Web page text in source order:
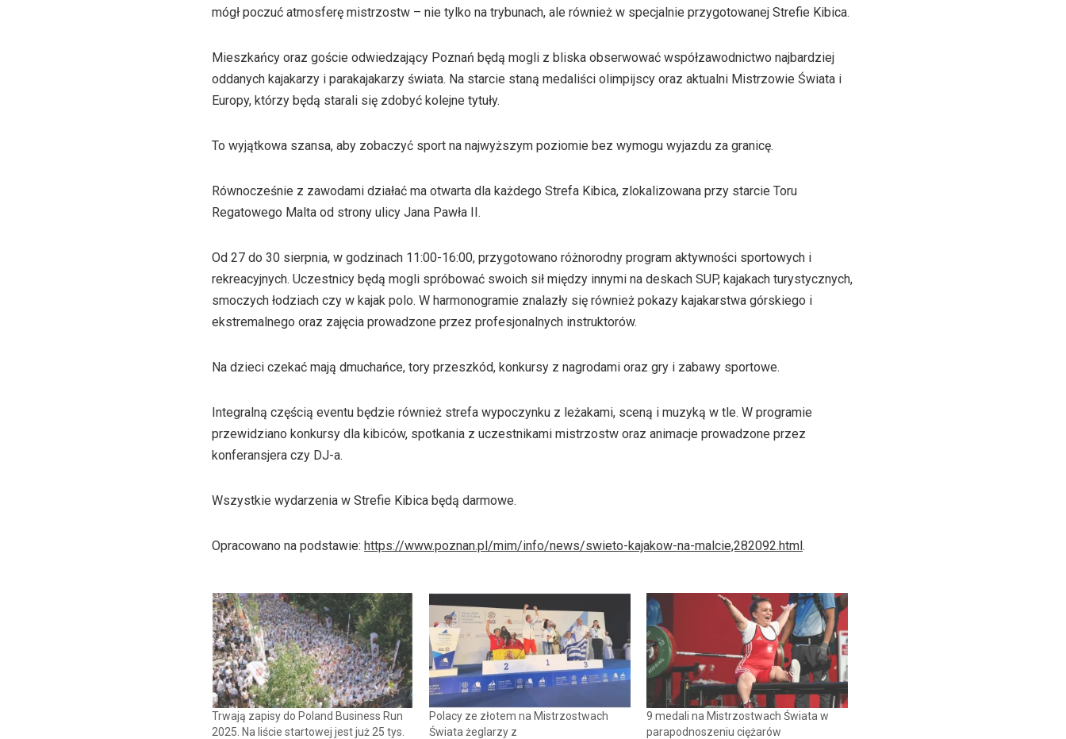
mógł poczuć atmosferę mistrzostw – nie tylko na trybunach, ale również w specjalnie przygotowanej Strefie Kibica.
Mieszkańcy oraz goście odwiedzający Poznań będą mogli z bliska obserwować współzawodnictwo najbardziej
oddanych kajakarzy i parakajakarzy świata. Na starcie staną medaliści olimpijscy oraz aktualni Mistrzowie Świata i
Europy, którzy będą starali się zdobyć kolejne tytuły.
To wyjątkowa szansa, aby zobaczyć sport na najwyższym poziomie bez wymogu wyjazdu za granicę.
Równocześnie z zawodami działać ma otwarta dla każdego Strefa Kibica, zlokalizowana przy starcie Toru
Regatowego Malta od strony ulicy Jana Pawła II.
Od 27 do 30 sierpnia, w godzinach 11:00-16:00, przygotowano różnorodny program aktywności sportowych i
rekreacyjnych. Uczestnicy będą mogli spróbować swoich sił między innymi na deskach SUP, kajakach turystycznych,
smoczych łodziach czy w kajak polo. W harmonogramie znalazły się również pokazy kajakarstwa górskiego i
ekstremalnego oraz zajęcia prowadzone przez profesjonalnych instruktorów.
Na dzieci czekać mają dmuchańce, tory przeszkód, konkursy z nagrodami oraz gry i zabawy sportowe.
Integralną częścią eventu będzie również strefa wypoczynku z leżakami, sceną i muzyką w tle. W programie
przewidziano konkursy dla kibiców, spotkania z uczestnikami mistrzostw oraz animacje prowadzone przez
konferansjera czy DJ-a.
Wszystkie wydarzenia w Strefie Kibica będą darmowe.
Opracowano na podstawie: https://www.poznan.pl/mim/info/news/swieto-kajakow-na-malcie,282092.html.
Trwają zapisy do Poland Business Run
2025. Na liście startowej jest już 25 tys.
Polacy ze złotem na Mistrzostwach
Świata żeglarzy z
9 medali na Mistrzostwach Świata w
parapodnoszeniu ciężarów